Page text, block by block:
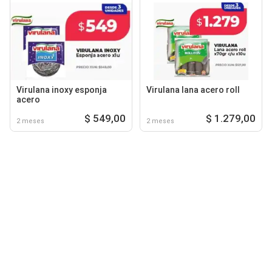
Virulana inoxy esponja
acero
2 meses $ 549,00
Virulana lana acero roll
2 meses $ 1.279,00